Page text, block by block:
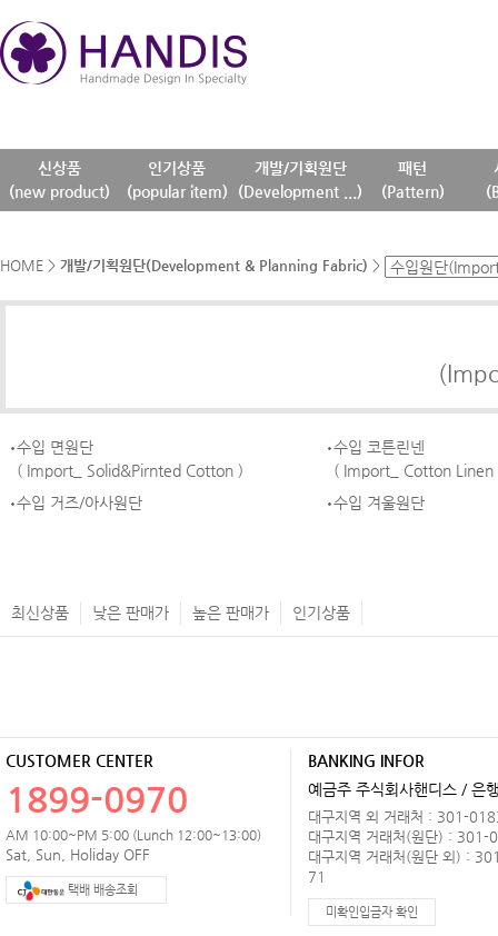
신상품
(new product)
인기상품
(popular item)
개발/기획원단
(Development ...)
패턴
(Pattern)
HOME > 개발/기획원단(Development & Planning Fabric) >
수입 면원단
( Import_ Solid&Pirnted Cotton )
수입 코튼린넨
( Import_ Cotton Linen
수입 거즈/아사원단
수입 겨울원단
최신상품 낮은 판매가 높은 판매가 인기상품
CUSTOMER CENTER
1899-0970
AM 10:00~PM 5:00 (Lunch 12:00~13:00)
Sat, Sun, Holiday OFF
택배 배송조회
BANKING INFOR
예금주 주식회사핸디스 / 은
대구지역 외 거래처 : 301-
대구지역 거래처(원단) :
대구지역 거래처(원단 외) :
71
미확인입금자 확인